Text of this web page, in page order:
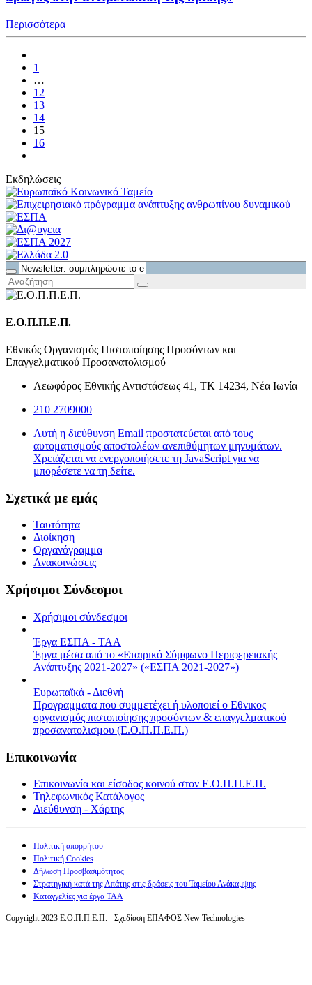
Περισσότερα
1
…
12
13
14
15
16
Εκδηλώσεις
Ε.Ο.Π.Π.Ε.Π.
Εθνικός Οργανισμός Πιστοποίησης Προσόντων και
Επαγγελματικού Προσανατολισμού
Λεωφόρος Εθνικής Αντιστάσεως 41, ΤΚ 14234, Νέα Ιωνία
210 2709000
Αυτή η διεύθυνση Email προστατεύεται από τους
αυτοματισμούς αποστολέων ανεπιθύμητων μηνυμάτων.
Χρειάζεται να ενεργοποιήσετε τη JavaScript για να
μπορέσετε να τη δείτε.
Σχετικά με εμάς
Ταυτότητα
Διοίκηση
Οργανόγραμμα
Ανακοινώσεις
Χρήσιμοι Σύνδεσμοι
Χρήσιμοι σύνδεσμοι
Έργα ΕΣΠΑ - ΤΑΑ
Έργα μέσα από το «Εταιρικό Σύμφωνο Περιφερειακής
Ανάπτυξης 2021-2027» («ΕΣΠΑ 2021-2027»)
Ευρωπαϊκά - Διεθνή
Προγραμματα που συμμετέχει ή υλοποιεί ο Εθνικος
οργανισμός πιστοποίησης προσόντων & επαγγελματικού
προσανατολισμου (Ε.Ο.Π.Π.Ε.Π.)
Επικοινωνία
Επικοινωνία και είσοδος κοινού στον Ε.Ο.Π.Π.Ε.Π.
Τηλεφωνικός Κατάλογος
Διεύθυνση - Χάρτης
Πολιτική απορρήτου
Πολιτική Cookies
Δήλωση Προσβασιμότητας
Στρατηγική κατά της Απάτης στις δράσεις του Ταμείου Ανάκαμψης
Καταγγελίες για έργα ΤΑΑ
Copyright 2023 Ε.Ο.Π.Π.Ε.Π. - Σχεδίαση ΕΠΑΦΟΣ New Technologies